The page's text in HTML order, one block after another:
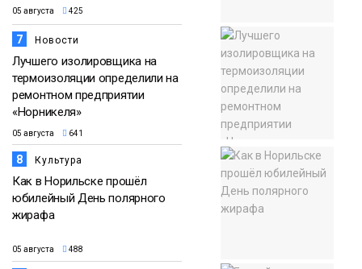
05 августа 425
7 Новости
Лучшего изолировщика на
термоизоляции определили на
ремонтном предприятии
«Норникеля»
05 августа 641
8 Культура
Как в Норильске прошёл
юбилейный День полярного
жирафа
05 августа 488